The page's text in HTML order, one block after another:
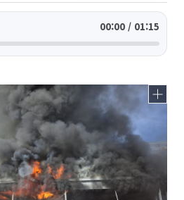
00:00 / 01:15